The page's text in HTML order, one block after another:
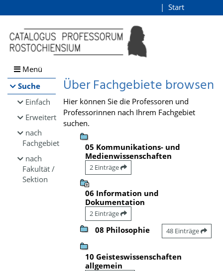
Browsen
direkt zum Inhalt
Start
Menü
Suche
Einfach
Erweitert
nach
Fachgebiet
nach
Fakultät /
Sektion
Über Fachgebiete browsen
Hier können Sie die Professoren und
Professorinnen nach Ihrem Fachgebiet
suchen.
05 Kommunikations- und
Medienwissenschaften
2 Einträge
06 Information und
Dokumentation
2 Einträge
08 Philosophie 48 Einträge
10 Geisteswissenschaften
allgemein